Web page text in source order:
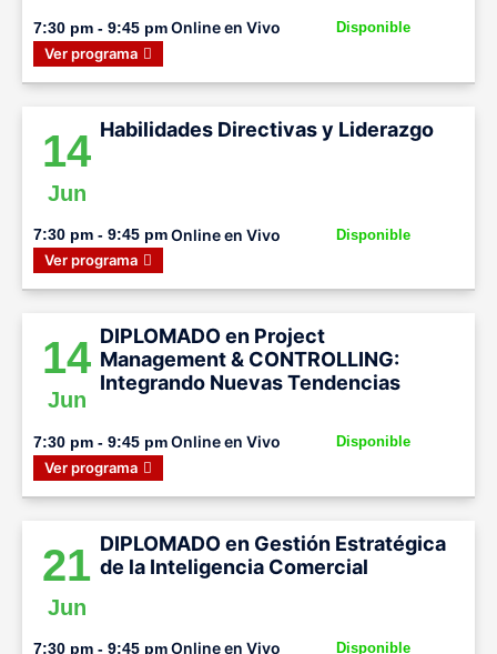
7:30 pm - 9:45 pmOnline en Vivo Disponible
Ver programa
14
Jun
Habilidades Directivas y Liderazgo
7:30 pm - 9:45 pmOnline en Vivo Disponible
Ver programa
14
Jun
DIPLOMADO en Project
Management & CONTROLLING:
Integrando Nuevas Tendencias
7:30 pm - 9:45 pmOnline en Vivo Disponible
Ver programa
21
Jun
DIPLOMADO en Gestión Estratégica
de la Inteligencia Comercial
7:30 pm - 9:45 pmOnline en Vivo Disponible